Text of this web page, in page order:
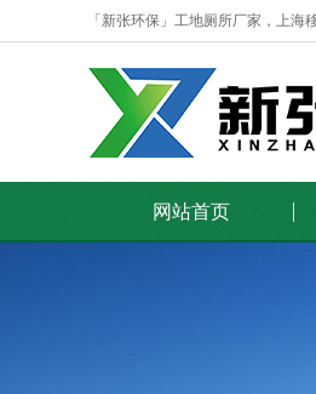
「新张环保」工地厕所厂家，上
网站首页